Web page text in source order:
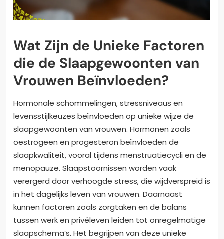
Wat Zijn de Unieke Factoren
die de Slaapgewoonten van
Vrouwen Beïnvloeden?
Hormonale schommelingen, stressniveaus en
levensstijlkeuzes beïnvloeden op unieke wijze de
slaapgewoonten van vrouwen. Hormonen zoals
oestrogeen en progesteron beïnvloeden de
slaapkwaliteit, vooral tijdens menstruatiecycli en de
menopauze. Slaapstoornissen worden vaak
verergerd door verhoogde stress, die wijdverspreid is
in het dagelijks leven van vrouwen. Daarnaast
kunnen factoren zoals zorgtaken en de balans
tussen werk en privéleven leiden tot onregelmatige
slaapschema’s. Het begrijpen van deze unieke